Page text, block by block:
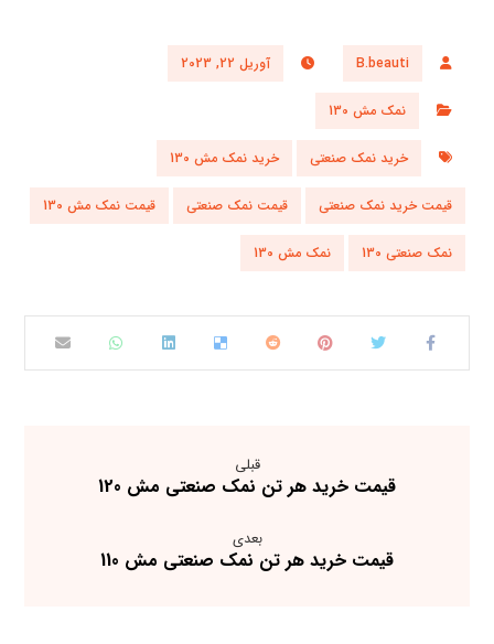
B.beauti آوریل 22, 2023
نمک مش 130
خرید نمک صنعتی خرید نمک مش 130
قیمت خرید نمک صنعتی قیمت نمک صنعتی قیمت نمک مش 130
نمک صنعتی 130 نمک مش 130
قبلی
قیمت خرید هر تن نمک صنعتی مش 120
بعدی
قیمت خرید هر تن نمک صنعتی مش 110